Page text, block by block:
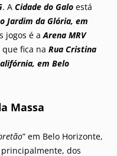
. A Cidade do Galo está
Jardim da Glória, em
jogos é aArena MRV
que fica na Rua Cristina
em Belo
Massa
” em Belo Horizonte,
dos